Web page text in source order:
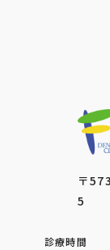
〒
5
診療時間